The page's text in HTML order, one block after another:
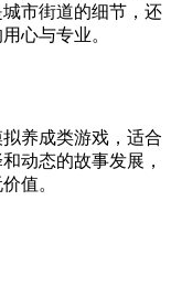
市街道的细节，还
心与专业。
养成类游戏，适合
动态的故事发展，
值。